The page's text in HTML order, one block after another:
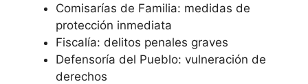
Comisarías de Familia: medidas de
protección inmediata
Fiscalía: delitos penales graves
Defensoría del Pueblo: vulneración de
derechos